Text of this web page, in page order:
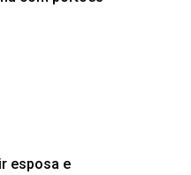
esposa e